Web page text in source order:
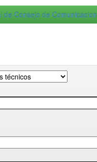
de Consejo de Comunicacion